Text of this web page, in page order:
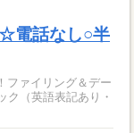
☆電話なし○半
ファイリング＆デー
ク（英語表記あり・